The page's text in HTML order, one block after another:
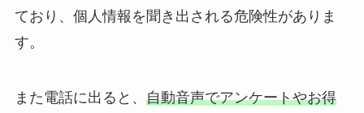
ており、個人情報を聞き出される危険性がありま
す。
また電話に出ると、 自動音声でアンケートやお得